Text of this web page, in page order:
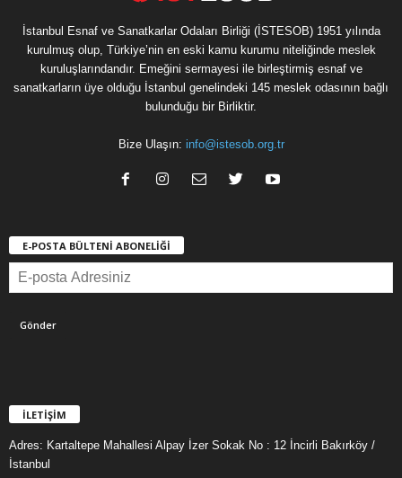
İstanbul Esnaf ve Sanatkarlar Odaları Birliği (İSTESOB) 1951 yılında
kurulmuş olup, Türkiye’nin en eski kamu kurumu niteliğinde meslek
kuruluşlarındandır. Emeğini sermayesi ile birleştirmiş esnaf ve
sanatkarların üye olduğu İstanbul genelindeki 145 meslek odasının bağlı
bulunduğu bir Birliktir.
Bize Ulaşın: info@istesob.org.tr
E-POSTA BÜLTENİ ABONELİĞİ
İLETİŞİM
Adres: Kartaltepe Mahallesi Alpay İzer Sokak No : 12 İncirli Bakırköy /
İstanbul